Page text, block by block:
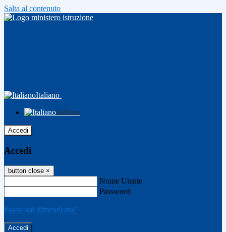
Salta al contenuto
Italiano
Italiano
Accedi
Accedi
button close ×
Nome Utente
Password
Password dimenticata?